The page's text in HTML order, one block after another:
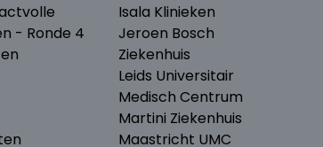
- Ronde 4
Isala Klinieken
Jeroen Bosch
Ziekenhuis
Leids Universitair
Medisch Centrum
Martini Ziekenhuis
Maastricht UMC